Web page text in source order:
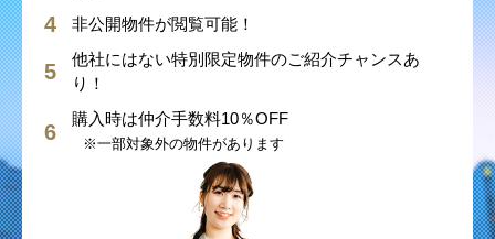
非公開物件が閲覧可能！
他社にはない特別限定物件のご紹介チャンスあ
り！
購入時は仲介手数料10％OFF
※一部対象外の物件があります